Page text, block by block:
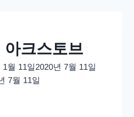
아크스토브
1월 11일2020년 7월 11일
7월 11일